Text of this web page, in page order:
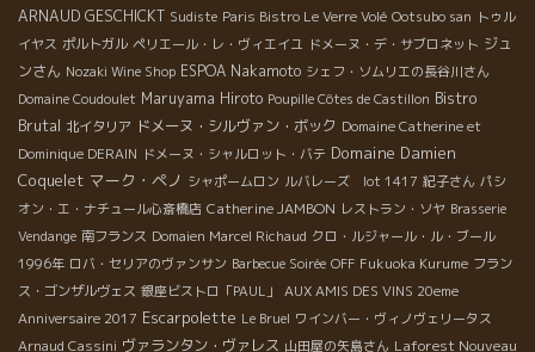
ARNAUD GESCHICKT Sudiste Paris Bistro Le Verre Volé Ootsubo san トゥル
イヤス ポルトガル ペリエール・レ・ヴィエイユ ドメーヌ・デ・サブロネット ジュ
ンさん Nozaki Wine Shop ESPOA Nakamoto シェフ・ソムリエの長谷川さん
Domaine Coudoulet Maruyama Hiroto Poupille Côtes de Castillon Bistro
Brutal 北イタリア ドメーヌ・シルヴァン・ボック Domaine Catherine et
Dominique DERAIN ドメーヌ・シャルロット・バテ Domaine Damien
Coquelet マーク・ペノ シャポームロン ルバレーズ lot 1417 紀子さん パシ
オン・エ・ナチュール心斎橋店 Catherine JAMBON レストラン・ソヤ Brasserie
Vendange 南フランス Domaien Marcel Richaud クロ・ルジャール・ル・ブール
1996年 ロバ・セリアのヴァンサン Barbecue Soirée OFF Fukuoka Kurume フラン
ス・ゴンザルヴェス 銀座ビストロ「PAUL」
AUX AMIS DES VINS 20eme
Anniversaire 2017 Escarpolette Le Bruel ワインバー・ヴィノヴェリータス
Arnaud Cassini ヴァランタン・ヴァレス 山田屋の矢島さん Laforest Nouveau